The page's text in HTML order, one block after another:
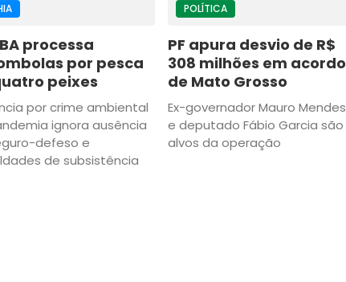
processa
por pesca
peixes
por crime ambiental
ignora ausência
defeso e
de subsistência
POLÍTICA
PF apura desvio de R$
308 milhões em acordo
de Mato Grosso
Ex-governador Mauro Mendes
e deputado Fábio Garcia são
alvos da operação